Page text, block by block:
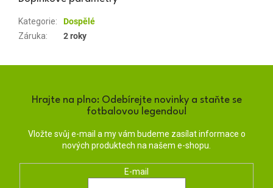
Kategorie:
Dospělé
Záruka: 2 roky
Hrajte na plno: Odebírejte novinky a staňte se
fotbalovou legendou!
Vložte svůj e-mail a my vám budeme zasílat informace o
nových produktech na našem e-shopu.
E-mail